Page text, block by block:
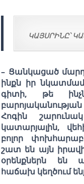
ԿԱՅՍՐԻՆԸ՝
– Ցանկացած
ինքն իր
գիտի, թե
Հոգին
կատարյալին,
բոլոր
շատ են այն
օրենքներն են
հաճախ կեղծում